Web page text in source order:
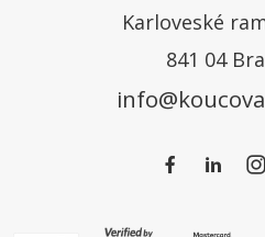
Karloveské
841 04